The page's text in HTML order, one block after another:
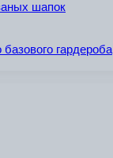
шапок
гардероба